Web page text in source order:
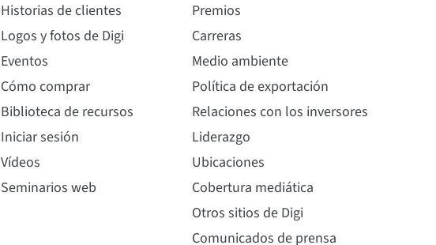
Historias de clientes
Logos y fotos de Digi
Eventos
Cómo comprar
Biblioteca de recursos
Iniciar sesión
Vídeos
Seminarios web
Premios
Carreras
Medio ambiente
Política de exportación
Relaciones con los inversores
Liderazgo
Ubicaciones
Cobertura mediática
Otros sitios de Digi
Comunicados de prensa